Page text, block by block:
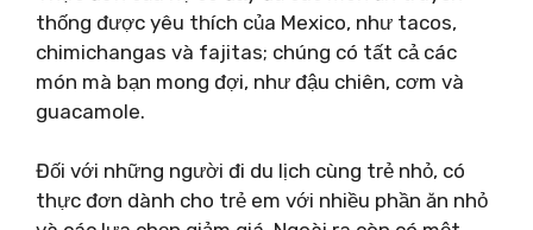
thống được yêu thích của Mexico, như tacos,
chimichangas và fajitas; chúng có tất cả các
món mà bạn mong đợi, như đậu chiên, cơm và
guacamole.
Đối với những người đi du lịch cùng trẻ nhỏ, có
thực đơn dành cho trẻ em với nhiều phần ăn nhỏ